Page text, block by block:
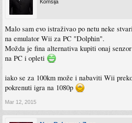
Komšija
Malo sam evo istraživao po netu neke
na emulator Wii za PC "Dolphin".
Možda je fina alternativa kupiti onaj
na PC i opleti
iako se za 100km može i nabaviti Wii
pokrenuti igra na 1080p
Mar 12, 2015